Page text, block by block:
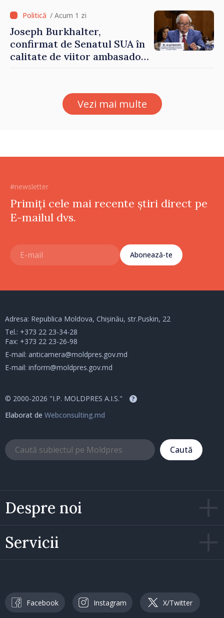
/ Acum 1 zi
Joseph Burkhalter,
confirmat de Senatul SUA în
calitate de viitor ambasador
Vezi mai multe
#newsletter
Primiți cele mai recente știri direct pe
E-mailul dvs.
Abonează-te
Despre noi
Servicii
Adresa: Republica Moldova, Chișinău, str.Puskin, 22
Tel.: +373 22 23-34-28
Fax: +373 22 23-26-98
E-mail: anticamera@moldpres.gov.md
E-mail: inform@moldpres.gov.md
© 2000-2026 "I.P. MOLDPRES A.I.S." ?
Elaborat de Webconsulting.md
Caută
Facebook Instagram X/Twitter